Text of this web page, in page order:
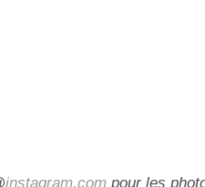
instagram.com pour les